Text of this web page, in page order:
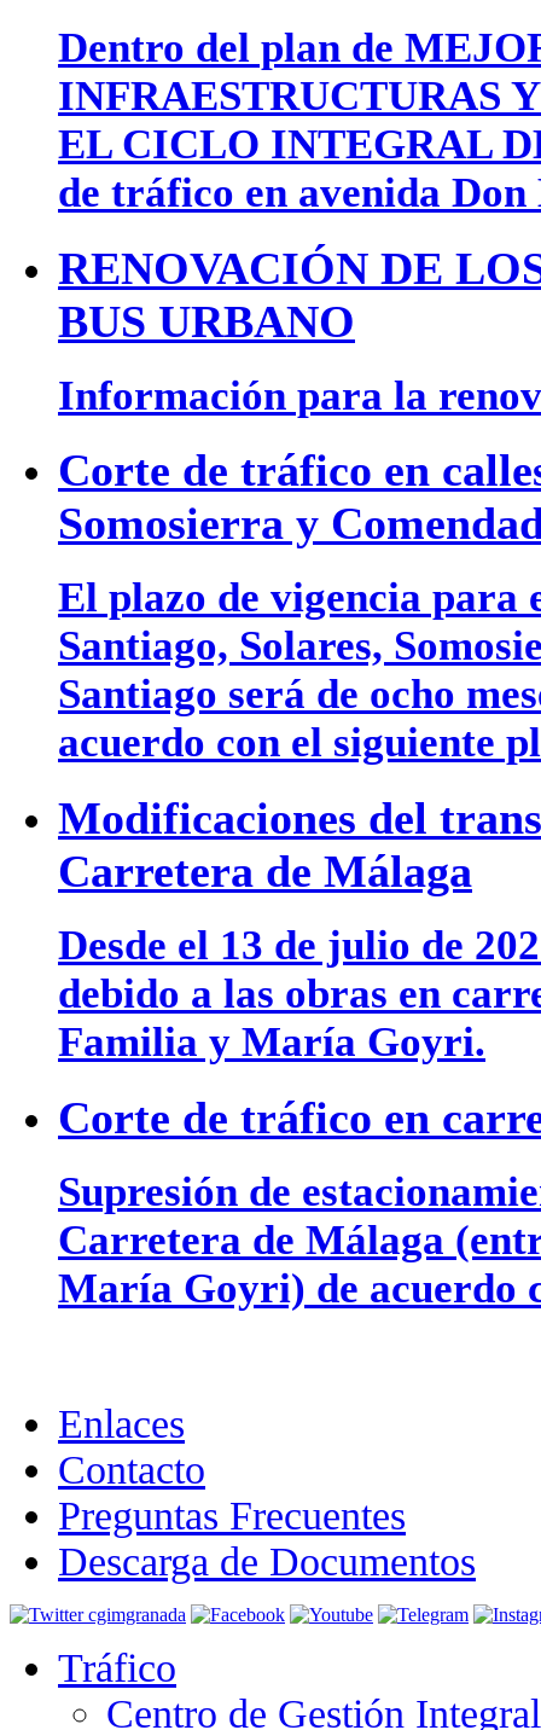
Dentro del plan de
INFRAESTRUCTURAS
EL CICLO INTEGRAL
de tráfico en avenida Don
RENOVACIÓN DE
BUS URBANO
Información para la
Corte de tráfico en
Somosierra y
El plazo de vigencia para
Santiago, Solares,
Santiago será de ocho
acuerdo con el siguiente
Modificaciones del
Carretera de Málaga
Desde el 13 de julio de
debido a las obras en
Familia y María Goyri.
Corte de tráfico en
Supresión de
Carretera de Málaga
María Goyri) de acuerdo
Enlaces
Contacto
Preguntas Frecuentes
Descarga de Documentos
Tráfico
Centro de Gestión